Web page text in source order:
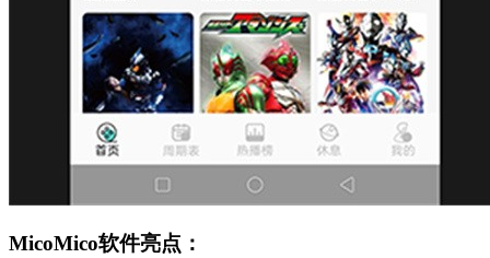
MicoMico软件亮点：